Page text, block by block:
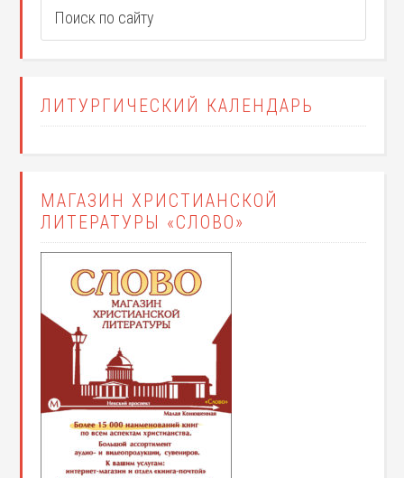
ЛИТУРГИЧЕСКИЙ КАЛЕНДАРЬ
МАГАЗИН ХРИСТИАНСКОЙ
ЛИТЕРАТУРЫ «СЛОВО»